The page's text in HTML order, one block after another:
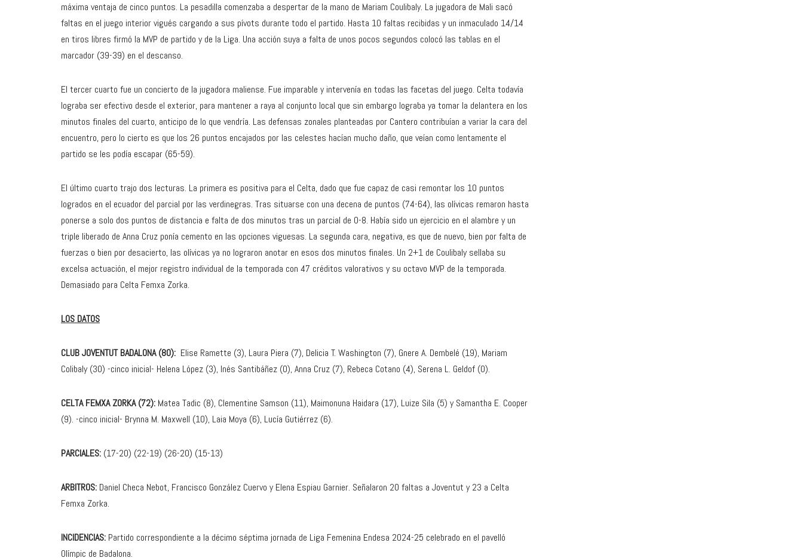
máxima ventaja de cinco puntos. La pesadilla comenzaba a despertar de la mano de Mariam Coulibaly. La jugadora de Mali sacó
faltas en el juego interior vigués cargando a sus pívots durante todo el partido. Hasta 10 faltas recibidas y un inmaculado 14/14
en tiros libres firmó la MVP de partido y de la Liga. Una acción suya a falta de unos pocos segundos colocó las tablas en el
marcador (39-39) en el descanso.
El tercer cuarto fue un concierto de la jugadora maliense. Fue imparable y intervenía en todas las facetas del juego. Celta todavía
lograba ser efectivo desde el exterior, para mantener a raya al conjunto local que sin embargo lograba ya tomar la delantera en los
minutos finales del cuarto, anticipo de lo que vendría. Las defensas zonales planteadas por Cantero contribuían a variar la cara del
encuentro, pero lo cierto es que los 26 puntos encajados por las celestes hacían mucho daño, que veían como lentamente el
partido se les podía escapar (65-59).
El último cuarto trajo dos lecturas. La primera es positiva para el Celta, dado que fue capaz de casi remontar los 10 puntos
logrados en el ecuador del parcial por las verdinegras. Tras situarse con una decena de puntos (74-64), las olívicas remaron hasta
ponerse a solo dos puntos de distancia e falta de dos minutos tras un parcial de 0-8. Había sido un ejercicio en el alambre y un
triple liberado de Anna Cruz ponía cemento en las opciones viguesas. La segunda cara, negativa, es que de nuevo, bien por falta de
fuerzas o bien por desacierto, las olívicas ya no lograron anotar en esos dos minutos finales. Un 2+1 de Coulibaly sellaba su
excelsa actuación, el mejor registro individual de la temporada con 47 créditos valorativos y su octavo MVP de la temporada.
Demasiado para Celta Femxa Zorka.
LOS DATOS
CLUB JOVENTUT BADALONA (80): Elise Ramette (3), Laura Piera (7), Delicia T. Washington (7), Gnere A. Dembelé (19), Mariam
Colibaly (30) -cinco inicial- Helena López (3), Inés Santibáñez (0), Anna Cruz (7), Rebeca Cotano (4), Serena L. Geldof (0).
CELTA FEMXA ZORKA (72): Matea Tadic (8), Clementine Samson (11), Maimonuna Haidara (17), Luize Sila (5) y Samantha E. Cooper
(9). -cinco inicial- Brynna M. Maxwell (10), Laia Moya (6), Lucía Gutiérrez (6).
PARCIALES: (17-20) (22-19) (26-20) (15-13)
ARBITROS: Daniel Checa Nebot, Francisco González Cuervo y Elena Espiau Garnier. Señalaron 20 faltas a Joventut y 23 a Celta
Femxa Zorka.
INCIDENCIAS: Partido correspondiente a la décimo séptima jornada de Liga Femenina Endesa 2024-25 celebrado en el pavelló
Olímpic de Badalona.